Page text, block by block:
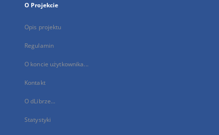
O Projekcie
Opis projektu
Regulamin
O koncie użytkownika...
Kontakt
O dLibrze...
Statystyki